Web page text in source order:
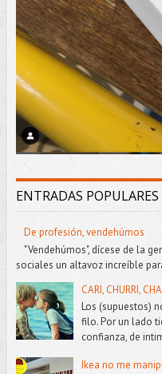
ENTRADAS POPULARES
De profesión, vendehúmos
"Vendehúmos", dícese de la
sociales un altavoz increíble
CARI, CHURRI,
Los (supuestos)
filo. Por un lado
confianza, de
Ikea no me